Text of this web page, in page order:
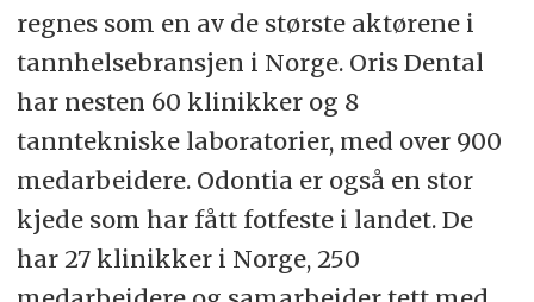
regnes som en av de største aktørene i
tannhelsebransjen i Norge. Oris Dental
har nesten 60 klinikker og 8
tanntekniske laboratorier, med over 900
medarbeidere. Odontia er også en stor
kjede som har fått fotfeste i landet. De
har 27 klinikker i Norge, 250